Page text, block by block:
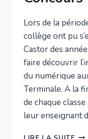
Lors de la
collège ont pu
Castor des
faire découvrir
du numérique
Terminale. A la
de chaque
leur enseignant